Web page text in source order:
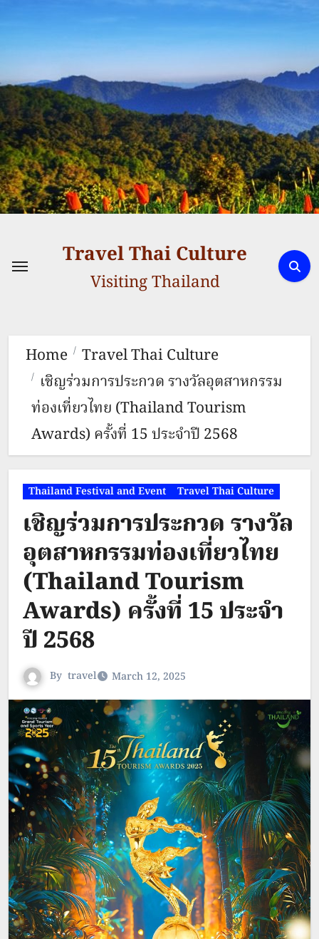
content
Travel Thai Culture
Visiting Thailand
Home
Travel Thai Culture
เชิญร่วมการประกวด รางวัลอุตสาหกรรม
ท่องเที่ยวไทย (Thailand Tourism
Awards) ครั้งที่ 15 ประจำปี 2568
Thailand Festival and Event Travel Thai Culture
เชิญร่วมการประกวด รางวัล
อุตสาหกรรมท่องเที่ยวไทย
(Thailand Tourism
Awards) ครั้งที่ 15 ประจำ
ปี 2568
By travel March 12, 2025